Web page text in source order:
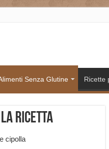
Senza Glutine Ricette
la ricetta